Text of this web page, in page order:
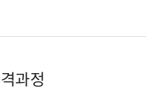
과정